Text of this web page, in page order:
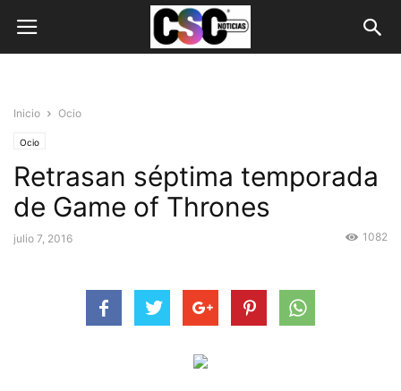
Inicio Ocio
Ocio
Retrasan séptima temporada
de Game of Thrones
julio 7, 2016 1082